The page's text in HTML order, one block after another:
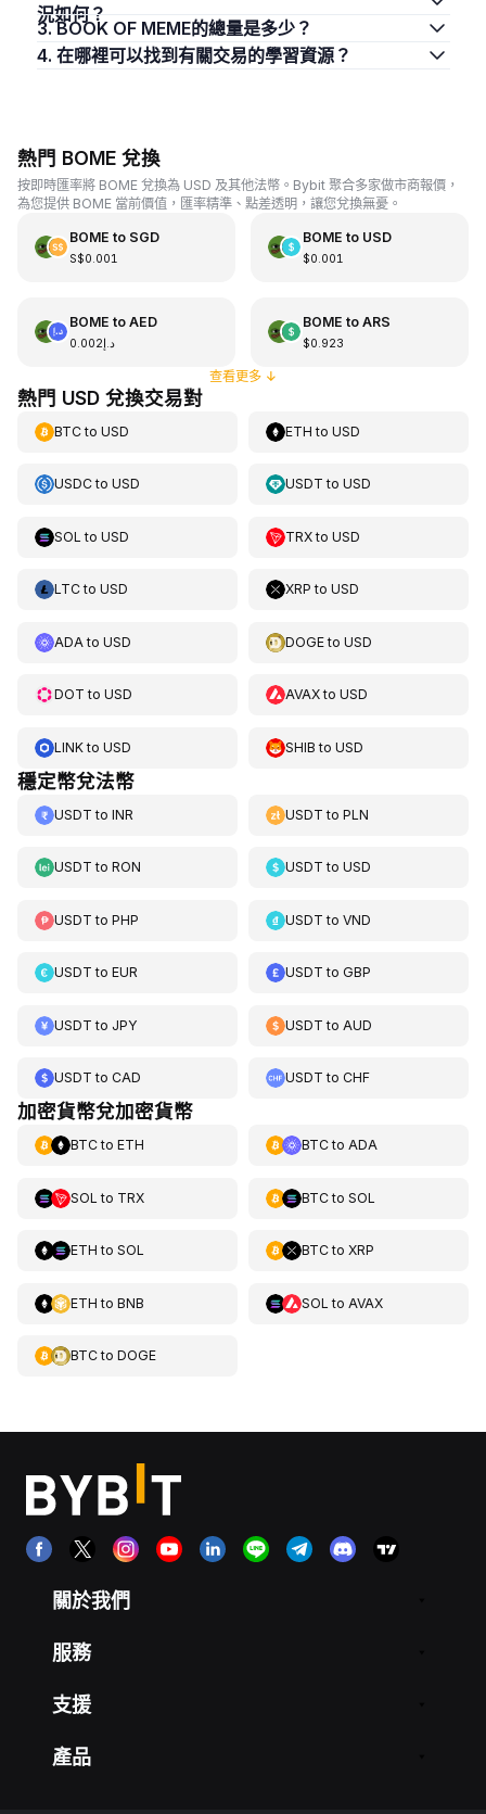
況如何？
3. BOOK OF MEME的總量是多少？
4. 在哪裡可以找到有關交易的學習資源？
熱門 BOME 兌換
按即時匯率將 BOME 兌換為 USD 及其他法幣。Bybit 聚合多家做市商報價，
為您提供 BOME 當前價值，匯率精準、點差透明，讓您兌換無憂。
BOME to SGD
S$0.001
BOME to USD
$0.001
BOME to AED
د.إ0.002
BOME to ARS
$0.923
查看更多↓
熱門 USD 兌換交易對
BTCto USD ETH toUSD
USDCto USD USDT toUSD
SOL to USD TRXtoUSD
LTCto USD XRP toUSD
ADA to USD DOGEtoUSD
DOT to USD AVAXtoUSD
LINKto USD SHIB toUSD
穩定幣兌法幣
USDT to INR USDT toPLN
USDT to RON USDT toUSD
USDT to PHP USDT toVND
USDT to EUR USDT toGBP
USDT to JPY USDT to AUD
USDT to CAD USDT toCHF
加密貨幣兌加密貨幣
BTCto ETH BTCto ADA
SOL to TRX BTCto SOL
ETH to SOL BTCto XRP
ETH to BNB SOL to AVAX
BTCto DOGE
關於我們
服務
支援
產品